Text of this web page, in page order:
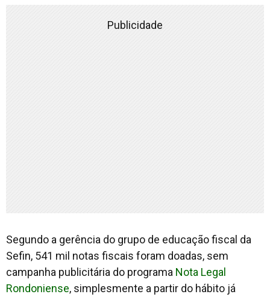
Publicidade
Segundo a gerência do grupo de educação fiscal da
Sefin, 541 mil notas fiscais foram doadas, sem
campanha publicitária do programa Nota Legal
Rondoniense, simplesmente a partir do hábito já